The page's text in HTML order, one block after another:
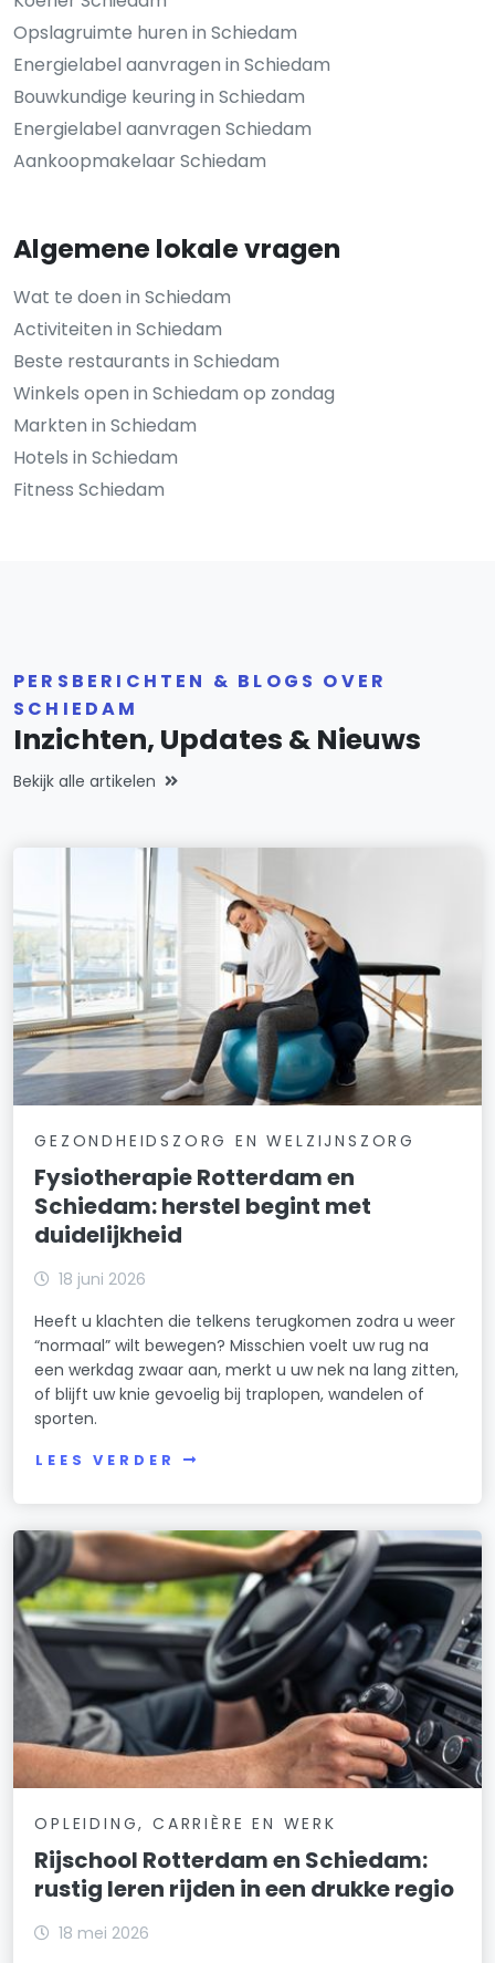
Opslagruimte huren in Schiedam
Energielabel aanvragen in Schiedam
Bouwkundige keuring in Schiedam
Energielabel aanvragen Schiedam
Aankoopmakelaar Schiedam
Algemene lokale vragen
Wat te doen in Schiedam
Activiteiten in Schiedam
Beste restaurants in Schiedam
Winkels open in Schiedam op zondag
Markten in Schiedam
Hotels in Schiedam
Fitness Schiedam
PERSBERICHTEN & BLOGS OVER
SCHIEDAM
Inzichten, Updates & Nieuws
Bekijk alle artikelen
GEZONDHEIDSZORG EN WELZIJNSZORG
Fysiotherapie Rotterdam en
Schiedam: herstel begint met
duidelijkheid
18 juni 2026
Heeft u klachten die telkens terugkomen zodra u weer
“normaal” wilt bewegen? Misschien voelt uw rug na
een werkdag zwaar aan, merkt u uw nek na lang zitten,
of blijft uw knie gevoelig bij traplopen, wandelen of
sporten.
LEES VERDER
OPLEIDING, CARRIÈRE EN WERK
Rijschool Rotterdam en Schiedam:
rustig leren rijden in een drukke regio
18 mei 2026